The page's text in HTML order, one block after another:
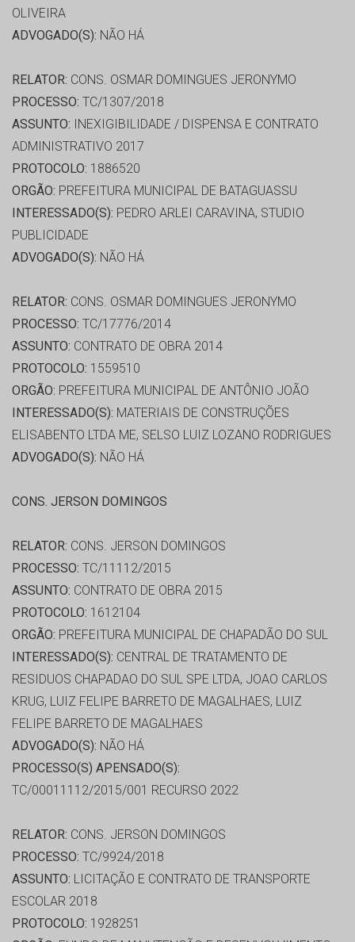
OLIVEIRA
ADVOGADO(S): NÃO HÁ
RELATOR: CONS. OSMAR DOMINGUES JERONYMO
PROCESSO: TC/1307/2018
ASSUNTO: INEXIGIBILIDADE / DISPENSA E CONTRATO
ADMINISTRATIVO 2017
PROTOCOLO: 1886520
ORGÃO: PREFEITURA MUNICIPAL DE BATAGUASSU
INTERESSADO(S): PEDRO ARLEI CARAVINA, STUDIO
PUBLICIDADE
ADVOGADO(S): NÃO HÁ
RELATOR: CONS. OSMAR DOMINGUES JERONYMO
PROCESSO: TC/17776/2014
ASSUNTO: CONTRATO DE OBRA 2014
PROTOCOLO: 1559510
ORGÃO: PREFEITURA MUNICIPAL DE ANTÔNIO JOÃO
INTERESSADO(S): MATERIAIS DE CONSTRUÇÕES
ELISABENTO LTDA ME, SELSO LUIZ LOZANO RODRIGUES
ADVOGADO(S): NÃO HÁ
CONS. JERSON DOMINGOS
RELATOR: CONS. JERSON DOMINGOS
PROCESSO: TC/11112/2015
ASSUNTO: CONTRATO DE OBRA 2015
PROTOCOLO: 1612104
ORGÃO: PREFEITURA MUNICIPAL DE CHAPADÃO DO SUL
INTERESSADO(S): CENTRAL DE TRATAMENTO DE
RESIDUOS CHAPADAO DO SUL SPE LTDA, JOAO CARLOS
KRUG, LUIZ FELIPE BARRETO DE MAGALHAES, LUIZ
FELIPE BARRETO DE MAGALHAES
ADVOGADO(S): NÃO HÁ
PROCESSO(S) APENSADO(S):
TC/00011112/2015/001 RECURSO 2022
RELATOR: CONS. JERSON DOMINGOS
PROCESSO: TC/9924/2018
ASSUNTO: LICITAÇÃO E CONTRATO DE TRANSPORTE
ESCOLAR 2018
PROTOCOLO: 1928251